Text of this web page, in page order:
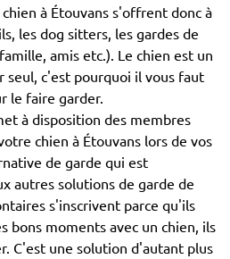
à Étouvans s'offrent donc à
les dog sitters, les gardes de
amis etc.). Le chien est un
seul, c'est pourquoi il vous faut
le faire garder.
à disposition des membres
chien à Étouvans lors de vos
de garde qui est
autres solutions de garde de
s'inscrivent parce qu'ils
bons moments avec un chien, ils
C'est une solution d'autant plus